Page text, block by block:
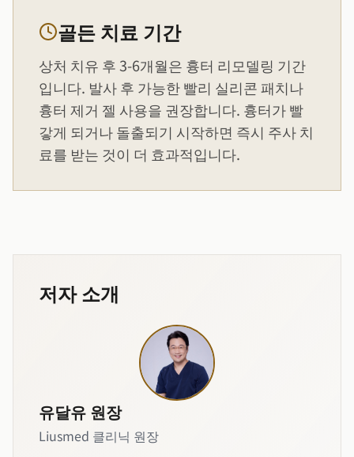
골든 치료 기간
상처 치유 후 3-6개월은 흉터 리모델링 기간
입니다. 발사 후 가능한 빨리 실리콘 패치나
흉터 제거 젤 사용을 권장합니다. 흉터가 빨
갛게 되거나 돌출되기 시작하면 즉시 주사 치
료를 받는 것이 더 효과적입니다.
저자 소개
유달유 원장
Liusmed 클리닉 원장